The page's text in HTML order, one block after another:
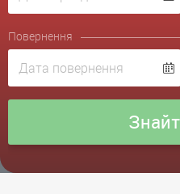
Повернення